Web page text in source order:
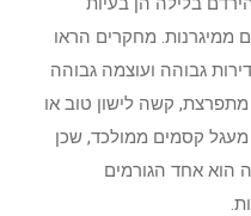
ממיגרנות. מחקרים הראו
גבוהה ועוצמה גבוהה
קשה לישון טוב או
קסמים ממולכד, שכן
הוא אחד הגורמים